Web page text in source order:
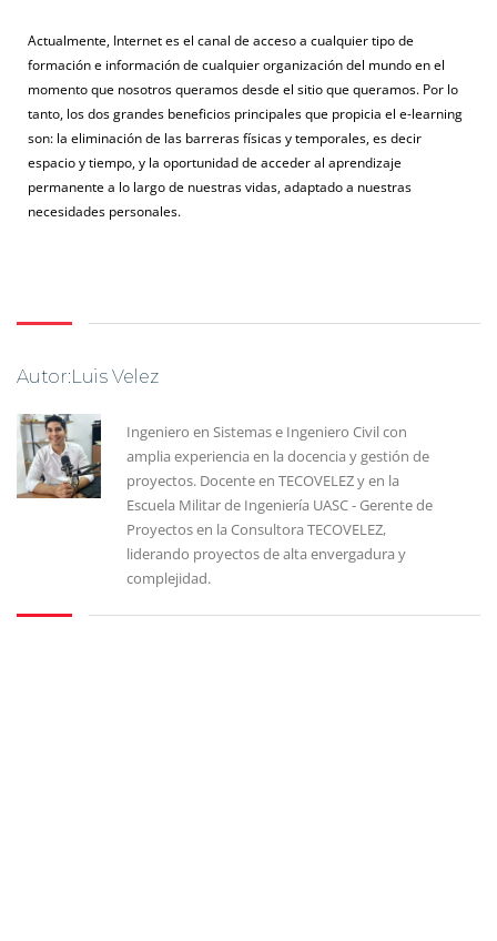
Actualmente, Internet es el canal de acceso a cualquier tipo de
formación e información de cualquier organización del mundo en el
momento que nosotros queramos desde el sitio que queramos. Por lo
tanto, los dos grandes beneficios principales que propicia el e-learning
son: la eliminación de las barreras físicas y temporales, es decir
espacio y tiempo, y la oportunidad de acceder al aprendizaje
permanente a lo largo de nuestras vidas, adaptado a nuestras
necesidades personales.
Autor:Luis Velez
Ingeniero en Sistemas e Ingeniero Civil con
amplia experiencia en la docencia y gestión de
proyectos. Docente en TECOVELEZ y en la
Escuela Militar de Ingeniería UASC - Gerente de
Proyectos en la Consultora TECOVELEZ,
liderando proyectos de alta envergadura y
complejidad.